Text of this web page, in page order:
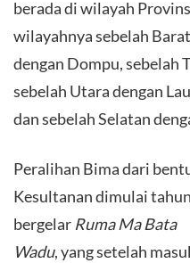
berada di wilayah
wilayahnya sebelah
dengan Dompu, sebelah
sebelah Utara dengan
dan sebelah Selatan
Peralihan Bima dari
Kesultanan dimulai
bergelar Ruma Ma Bata
Wadu, yang setelah